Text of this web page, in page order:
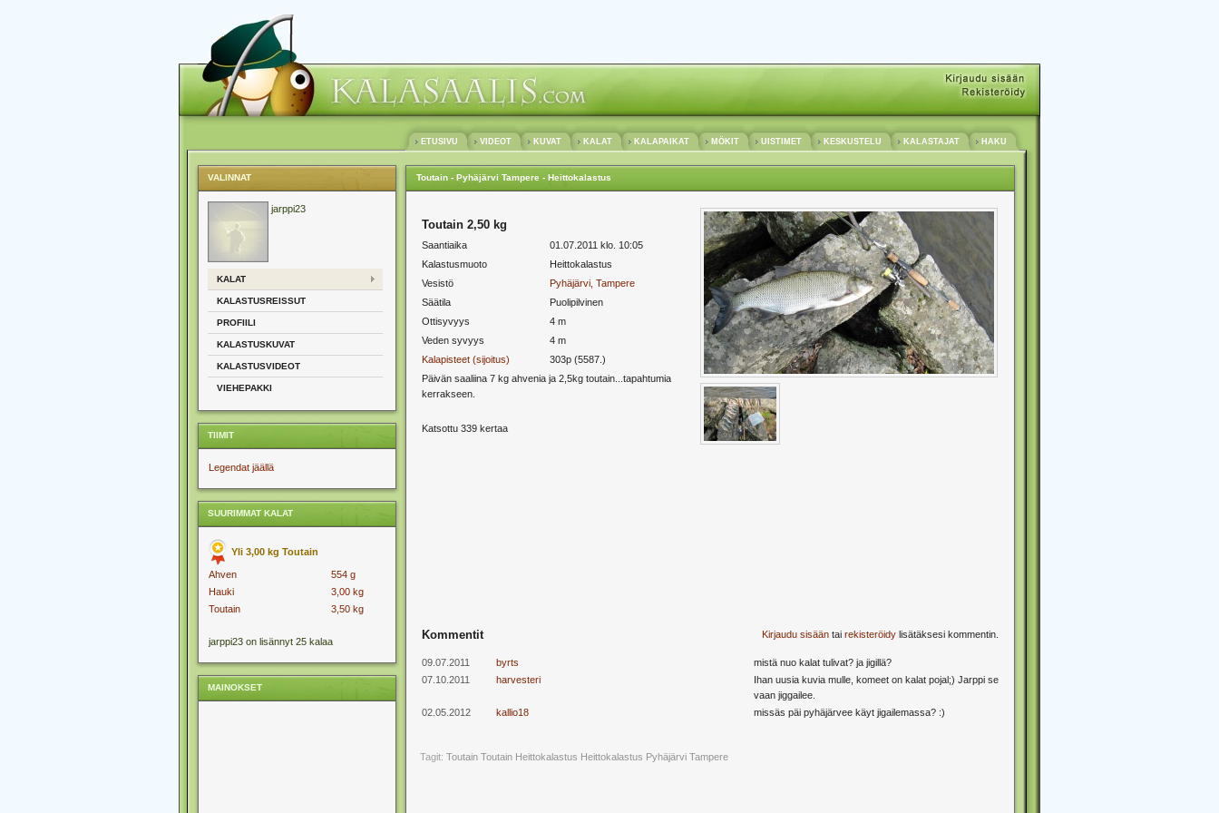
ETUSIVU VIDEOT KUVAT KALAT KALAPAIKAT MÖKIT UISTIMET KESKUSTELU KALASTAJAT HAKU
VALINNAT
jarppi23
KALAT
KALASTUSREISSUT
PROFIILI
KALASTUSKUVAT
KALASTUSVIDEOT
VIEHEPAKKI
TIIMIT
Legendat jäällä
SUURIMMAT KALAT
Yli 3,00 kg Toutain
Ahven
554 g
Hauki
3,00 kg
Toutain
3,50 kg
jarppi23 on lisännyt 25 kalaa
MAINOKSET
Toutain - Pyhäjärvi Tampere - Heittokalastus
Toutain 2,50 kg
Saantiaika
01.07.2011 klo. 10:05
Kalastusmuoto
Heittokalastus
Vesistö
Pyhäjärvi, Tampere
Säätila
Puolipilvinen
Ottisyvyys
4 m
Veden syvyys
4 m
Kalapisteet (sijoitus)
303p (5587.)
Päivän saaliina 7 kg ahvenia ja 2,5kg toutain...tapahtumia
kerrakseen.
Katsottu 339 kertaa
Kommentit Kirjaudu sisään tai rekisteröidy lisätäksesi kommentin.
09.07.2011 byrts
mistä nuo kalat tulivat? ja jigillä?
07.10.2011
harvesteri
Ihan uusia kuvia mulle, komeet on kalat pojal;) Jarppi se
vaan jiggailee.
02.05.2012
kallio18 missäs päi pyhäjärvee käyt jigailemassa? :)
Tagit: Toutain Toutain Heittokalastus Heittokalastus Pyhäjärvi Tampere